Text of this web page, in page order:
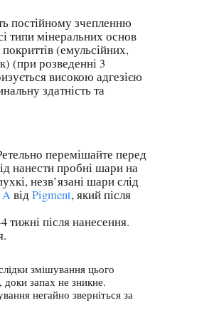
постійному зчепленню
типи мінеральних основ
(емульсійних,
(при розведенні 3
високою адгезією
здатність та
перемішайте перед
нанести пробні шари на
незв’язані шари слід
AвідPigment, який після
після нанесення.
змішування цього
запах не зникне.
негайно зверніться за